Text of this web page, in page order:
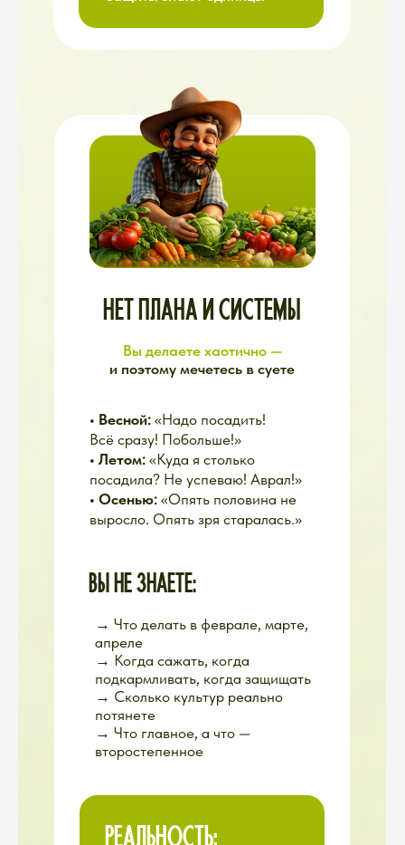
Один блогер говорит:
«Опрыскивайте этим!»
«Это не работает,
берите вот то!»
Третий:«Химия — зло,
только народные средства!»
Четвёртый:«Народные
средства — ерунда, нужна
Вы не знаете, кому верить
Без плана вы каждый сезон
начинаете с нуля и делаете
одни и те же ошибки
Вы читаете, читаете, читаете
итоге либо ничего не делаете,
либо пробуете всё подряд
ИНФОРМАЦИОННЫЙ ХАОС
РЕАЛЬНОСТЬ:
ПОЭТОМУ МЫ
СОЗДАЛИ «ДАЧУ»
Видя эти проблемы из
года в год, мы поняли:
ДАЧНИКАМ НЕ ХВАТАЕТ СИСТЕМЫ